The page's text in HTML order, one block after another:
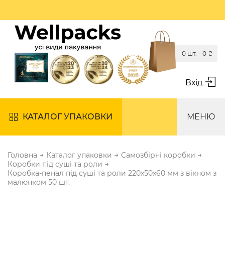
Вхід
0 шт. - 0 ₴
КАТАЛОГ УПАКОВКИ МЕНЮ
Головна → Каталог упаковки → Самозбірні коробки →
Коробки під суші та роли →
Коробка-пенал під суші та роли 220х50х60 мм з вікном з
малюнком 50 шт.